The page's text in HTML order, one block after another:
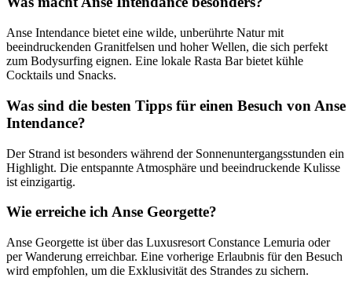
Anse Intendance bietet eine wilde, unberührte Natur mit
beeindruckenden Granitfelsen und hoher Wellen, die sich perfekt
zum Bodysurfing eignen. Eine lokale Rasta Bar bietet kühle
Cocktails und Snacks.
Was sind die besten Tipps für einen Besuch von Anse
Intendance?
Der Strand ist besonders während der Sonnenuntergangsstunden ein
Highlight. Die entspannte Atmosphäre und beeindruckende Kulisse
ist einzigartig.
Wie erreiche ich Anse Georgette?
Anse Georgette ist über das Luxusresort Constance Lemuria oder
per Wanderung erreichbar. Eine vorherige Erlaubnis für den Besuch
wird empfohlen, um die Exklusivität des Strandes zu sichern.